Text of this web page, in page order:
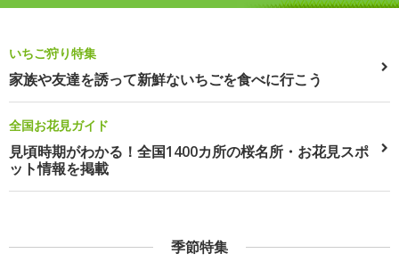
いちご狩り特集
家族や友達を誘って新鮮ないちごを食べに行こう
全国お花見ガイド
見頃時期がわかる！全国1400カ所の桜名所・お花見スポ
ット情報を掲載
季節特集